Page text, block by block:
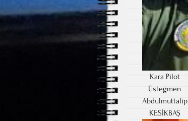
Kara Pilot
Üsteğmen
Abdulmuttalip
KESİKBAŞ